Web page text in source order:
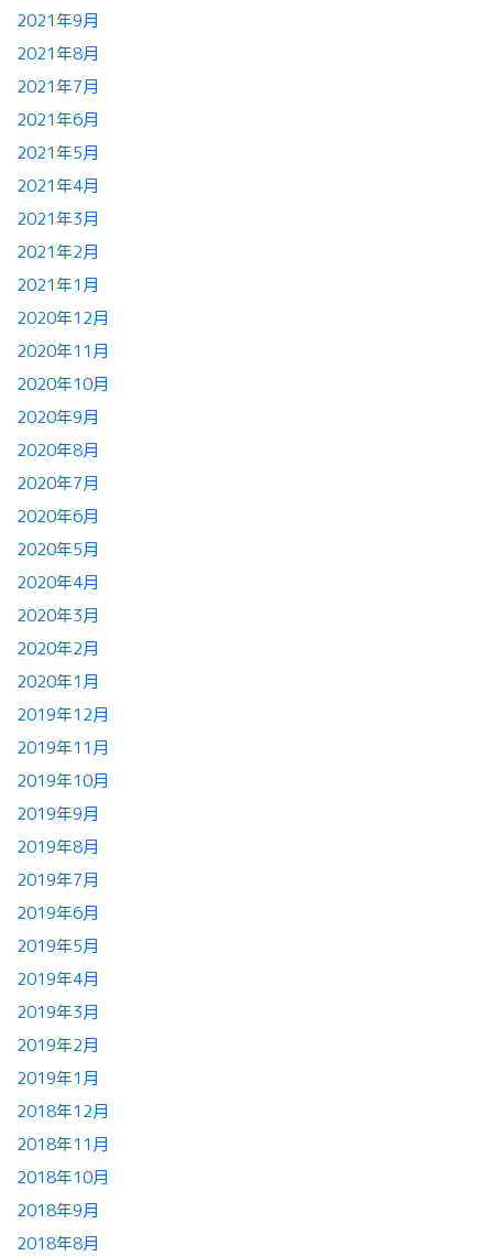
2021年9月
2021年8月
2021年7月
2021年6月
2021年5月
2021年4月
2021年3月
2021年2月
2021年1月
2020年12月
2020年11月
2020年10月
2020年9月
2020年8月
2020年7月
2020年6月
2020年5月
2020年4月
2020年3月
2020年2月
2020年1月
2019年12月
2019年11月
2019年10月
2019年9月
2019年8月
2019年7月
2019年6月
2019年5月
2019年4月
2019年3月
2019年2月
2019年1月
2018年12月
2018年11月
2018年10月
2018年9月
2018年8月